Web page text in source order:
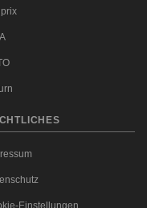
Einstellungen